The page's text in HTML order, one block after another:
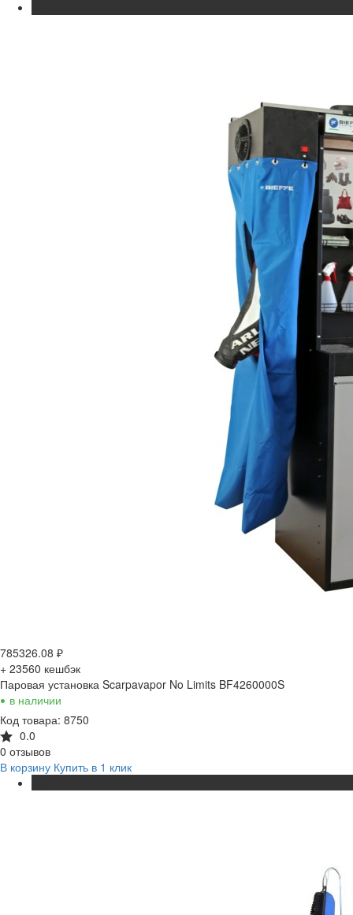
785326.08 ₽
+ 23560 кешбэк
Паровая установка Scarpavapor No Limits BF4260000S
• в наличии
Код товара: 8750
0.0
0 отзывов
В корзину Купить в 1 клик